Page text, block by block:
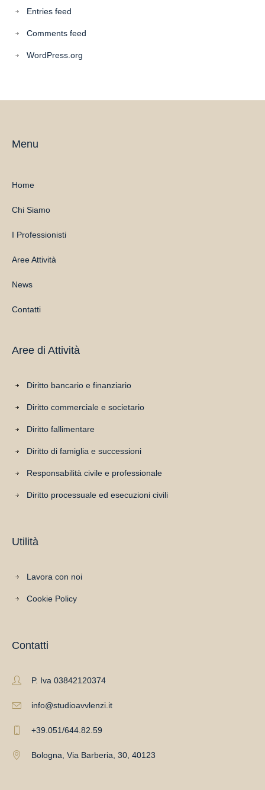
Entries feed
Comments feed
WordPress.org
Menu
Home
Chi Siamo
I Professionisti
Aree Attività
News
Contatti
Aree di Attività
Diritto bancario e finanziario
Diritto commerciale e societario
Diritto fallimentare
Diritto di famiglia e successioni
Responsabilità civile e professionale
Diritto processuale ed esecuzioni civili
Utilità
Lavora con noi
Cookie Policy
Contatti
P. Iva 03842120374
info@studioavvlenzi.it
+39.051/644.82.59
Bologna, Via Barberia, 30, 40123